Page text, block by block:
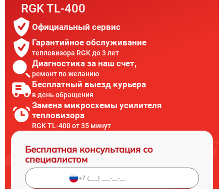
RGK TL-400
Официальный сервис
Гарантийное обслуживание
тепловизора RGK до 3 лет
Диагностика за наш счет,
ремонт по желанию
Бесплатный выезд курьера
в день обращения
Замена микросхемы усилителя
тепловизора
RGK TL-400 от 35 минут
Бесплатная консультация со
специалистом